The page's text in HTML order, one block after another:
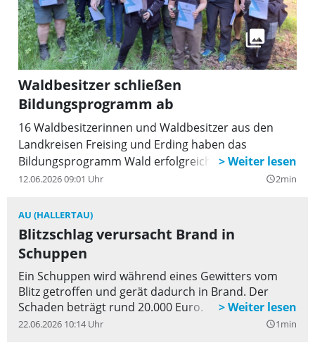
Waldbesitzer schließen
Bildungsprogramm ab
16 Waldbesitzerinnen und Waldbesitzer aus den
Landkreisen Freising und Erding haben das
Bildungsprogramm Wald erfolgreich abgeschlossen.
12.06.2026 09:01 Uhr query_builder2min
AU (HALLERTAU)
Blitzschlag verursacht Brand in
Schuppen
Ein Schuppen wird während eines Gewitters vom
Blitz getroffen und gerät dadurch in Brand. Der
Schaden beträgt rund 20.000 Euro.
22.06.2026 10:14 Uhr query_builder1min